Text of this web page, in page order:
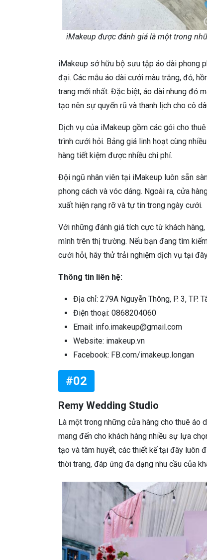
iMakeup được đánh giá là một trong
iMakeup sở hữu bộ sưu tập áo dài phong
đại. Các mẫu áo dài cưới màu trắng, đỏ,
trang mới nhất. Đặc biệt, áo dài nhung đỏ
tạo nên sự quyến rũ và thanh lịch cho cô
Dịch vụ của iMakeup gồm các gói cho
trình cưới hỏi. Bảng giá linh hoạt cùng
hàng tiết kiệm được nhiều chi phí.
Đội ngũ nhân viên tại iMakeup luôn sẵn
phong cách và vóc dáng. Ngoài ra, cửa
xuất hiện rạng rỡ và tự tin trong ngày cưới.
Với những đánh giá tích cực từ khách
mình trên thị trường. Nếu bạn đang tìm
cưới hỏi, hãy thử trải nghiệm dịch vụ tại
Thông tin liên hệ:
Địa chỉ: 279A Nguyễn Thông, P. 3, TP.
Điện thoại: 0868204060
Email: info.imakeup@gmail.com
Website: imakeup.vn
Facebook: FB.com/imakeup.longan
#02
Remy Wedding Studio
Là một trong những cửa hàng cho thuê áo
mang đến cho khách hàng nhiều sự lựa
tạo và tâm huyết, các thiết kế tại đây luôn
thời trang, đáp ứng đa dạng nhu cầu của